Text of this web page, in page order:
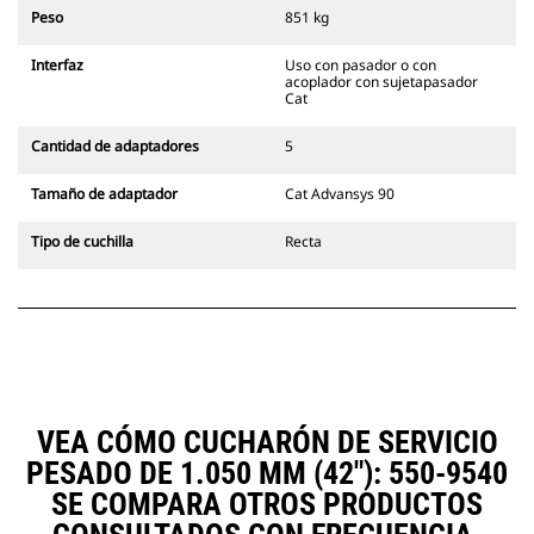
operador.
Cat son compatibles con las
Excavadoras de Cadenas 311-352 y
ruedas. También hay acopladores
disponibles.
sistema acoplador especializado
especializados CW cuentan con un
CW disponibles para todas las
excavadoras de ruedas y cadenas.
Peso 851 kg
Interfaz
Uso con pasador o con
acoplador con sujetapasador
Cat
Cantidad de adaptadores 5
Tamaño de adaptador Cat Advansys 90
Tipo de cuchilla Recta
VEA CÓMO CUCHARÓN DE SERVICIO
PESADO DE 1.050 MM (42"): 550-9540
SE COMPARA OTROS PRODUCTOS